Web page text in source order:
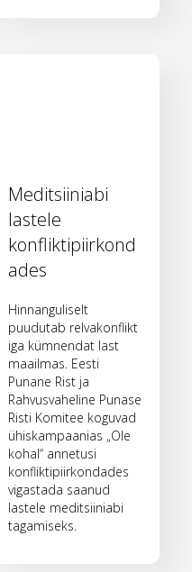
Meditsiiniabi
lastele
konfliktipiirkond
ades
Hinnanguliselt
puudutab relvakonflikt
iga kümnendat last
maailmas. Eesti
Punane Rist ja
Rahvusvaheline Punase
Risti Komitee koguvad
ühiskampaanias „Ole
kohal“ annetusi
konfliktipiirkondades
vigastada saanud
lastele meditsiiniabi
tagamiseks.